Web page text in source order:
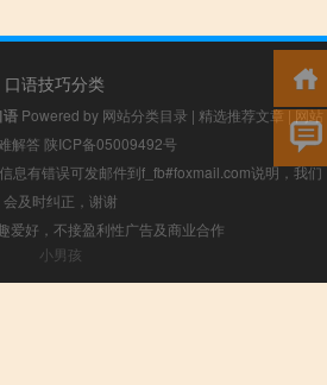
口语技巧分类
语 Powered by 网站分类目录 | 精选推荐文章|网站
解答 陕ICP备05009492号
息有错误可发邮件到f_fb#foxmail.com说明，我们
会及时纠正，谢谢
爱好，不接盈利性广告及商业合作
小男孩